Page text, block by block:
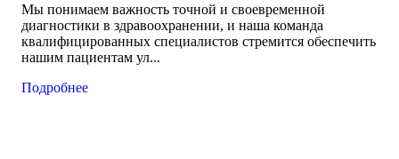
Мы понимаем важность точной и своевременной
диагностики в здравоохранении, и наша команда
квалифицированных специалистов стремится обеспечить
нашим пациентам ул...
Подробнее